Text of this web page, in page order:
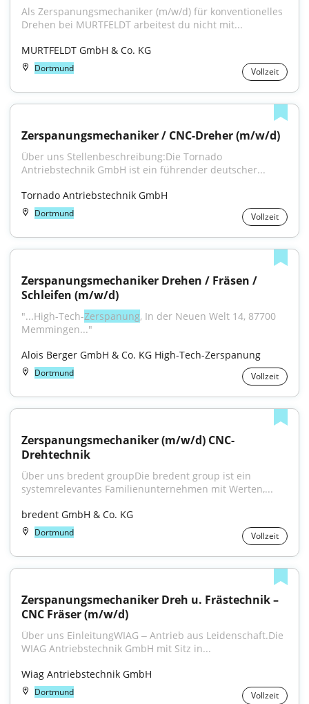
Als Zerspanungsmechaniker (m/w/d) für konventionelles
Drehen bei MURTFELDT arbeitest du nicht mit...
MURTFELDT GmbH & Co. KG
Dortmund Vollzeit
Zerspanungsmechaniker / CNC-Dreher (m/w/d)
Über uns Stellenbeschreibung:Die Tornado
Antriebstechnik GmbH ist ein führender deutscher...
Tornado Antriebstechnik GmbH
Dortmund Vollzeit
Zerspanungsmechaniker Drehen / Fräsen /
Schleifen (m/w/d)
"...High-Tech-Zerspanung, In der Neuen Welt 14, 87700
Memmingen..."
Alois Berger GmbH & Co. KG High-Tech-Zerspanung
Dortmund Vollzeit
Zerspanungsmechaniker (m/w/d) CNC-
Drehtechnik
Über uns bredent groupDie bredent group ist ein
systemrelevantes Familienunternehmen mit Werten,...
bredent GmbH & Co. KG
Dortmund Vollzeit
Zerspanungsmechaniker Dreh u. Frästechnik –
CNC Fräser (m/w/d)
Über uns EinleitungWIAG ‒ Antrieb aus Leidenschaft.Die
WIAG Antriebstechnik GmbH mit Sitz in...
Wiag Antriebstechnik GmbH
Dortmund Vollzeit